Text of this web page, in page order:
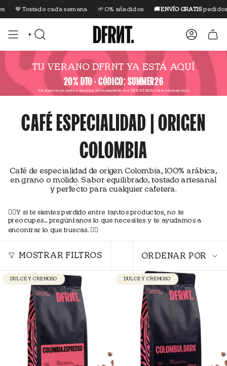
al
🤎 Tostado cada semana 🌱 0% añadidos 🚚 ENVÍO GRATISpedidos
BÚSQUEDA CUENTA
TU VERANO DFRNT YA ESTÁ AQUÍ
20% DTO · CÓDIGO: SUMMER26
*Descuento en cafés y matcha. No acumulable con DFRNT.BOX y otros descuentos.
CAFÉ ESPECIALIDAD | ORIGEN
COLOMBIA
Café de especialidad de origen Colombia, 100% arábica,
en grano o molido. Sabor equilibrado, tostado artesanal
y perfecto para cualquier cafetera.
👇🏼Y si te sientes perdido entre tantos productos, no te
preocupes… pregúntanos lo que necesites y te ayudamos a
encontrar lo que buscas. 👇🏼
MOSTRAR FILTROS
porORDENAR POR
DULCE Y CREMOSO DULCE Y CREMOSO